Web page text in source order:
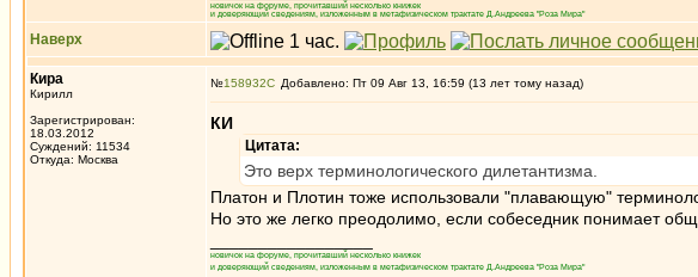
новичок на форуме, прочитавший несколько книжек
и доверяющий сведениям, изложенным в метафизическом трактате Д.Андреева "Роза Мира"
Наверх
Кира
Кирилл
Зарегистрирован:
18.03.2012
Суждений: 11534
Откуда: Москва
№158932 Добавлено: Пт 09 Авг 13, 16:59 (13 лет тому назад)
КИ
Цитата:
Это верх терминологического дилетантизма.
Платон и Плотин тоже использовали "плавающую"
Но это же легко преодолимо, если собеседник понимает
новичок на форуме, прочитавший несколько книжек
и доверяющий сведениям, изложенным в метафизическом трактате Д.Андреева "Роза Мира"